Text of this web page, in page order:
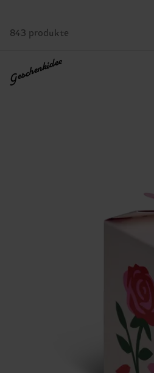
843 produkte
Geschenkidee